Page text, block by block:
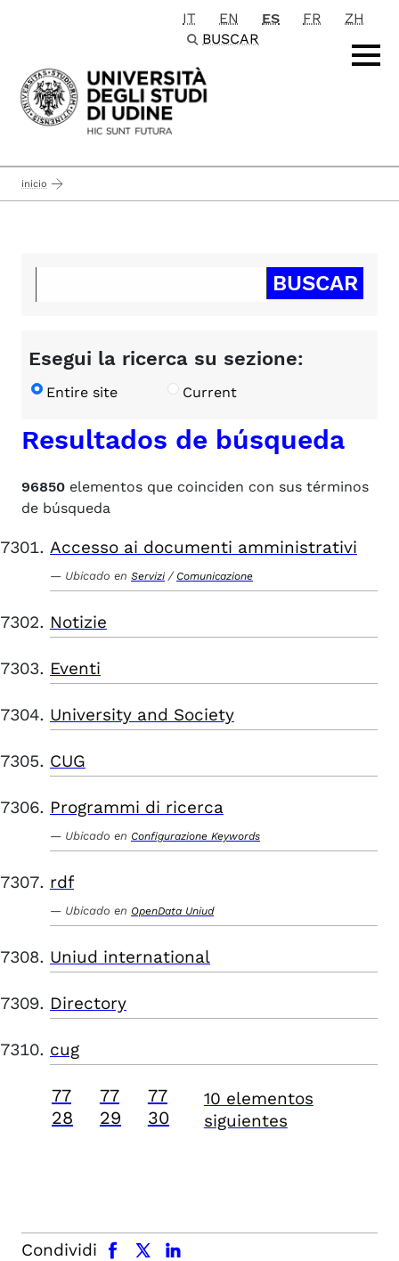
Passa al contenuto principale
IT EN ES FR
ZH
BUSCAR
inicio
Esegui la ricerca su sezione:
Entire site Current
Resultados de búsqueda
96850 elementos que coinciden con sus términos
de búsqueda
Accesso ai documenti amministrativi
Ubicado en Servizi / Comunicazione
Notizie
Eventi
University and Society
CUG
Programmi di ricerca
Ubicado en Configurazione Keywords
rdf
Ubicado en OpenData Uniud
Uniud international
Directory
cug
77
28
77
29
77
30
10 elementos
siguientes
Condividi
facebook x.com linkedin